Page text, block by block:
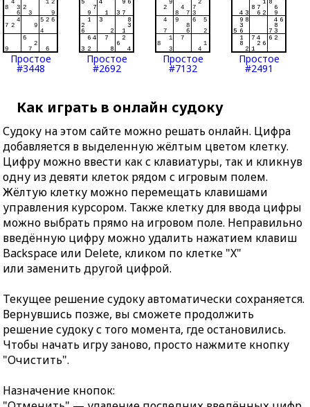
Простое
#3448
Простое
#2692
Простое
#7132
Простое
#2491
Как играть в онлайн судоку
Судоку на этом сайте можно решать онлайн. Цифра
добавляется в выделенную жёлтым цветом клетку.
Цифру можно ввести как с клавиатуры, так и кликнув
одну из девяти клеток рядом с игровым полем.
Жёлтую клетку можно перемещать клавишами
управления курсором. Также клетку для ввода цифры
можно выбрать прямо на игровом поле. Неправильно
введённую цифру можно удалить нажатием клавиш
Backspace или Delete, кликом по клетке "X"
или заменить другой цифрой.
Текущее решение судоку автоматически сохраняется.
Вернувшись позже, вы сможете продолжить
решение судоку с того момента, где остановились.
Чтобы начать игру заново, просто нажмите кнопку
"Очистить".
Назначение кнопок: